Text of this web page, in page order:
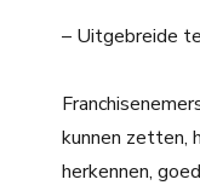
– Uitgebreide
kunnen zetten,
herkennen,